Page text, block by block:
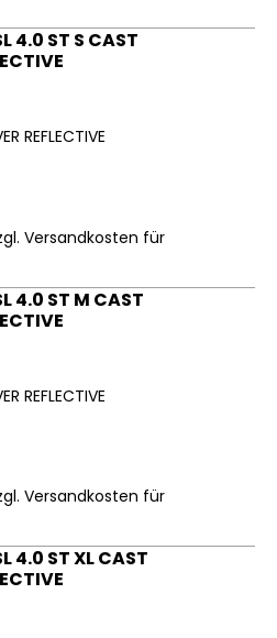
4.0 ST S CAST
REFLECTIVE
Versandkosten für
4.0 ST M CAST
REFLECTIVE
Versandkosten für
4.0 ST XL CAST